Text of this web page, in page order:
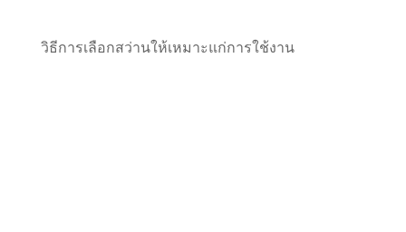
วิธีการเลือกสว่านให้เหมาะแก่การใช้งาน